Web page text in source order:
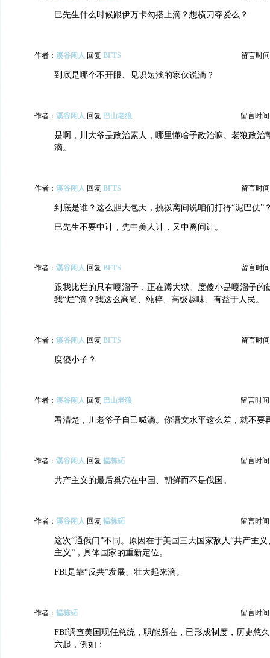
巴先生什么时候跟伊万卡勾搭上滴？想横刀夺爱么？
作者： 溪谷闲人 回复 BFTS 留言时
到底是哪个不开眼、见识短浅的家伙说滴？
作者： 溪谷闲人 回复 巴山老狼 留言时间
是啊，川大爷是政治素人，哪里懂啥子政治嘛。老狼政治
滴。
作者： 溪谷闲人 回复 BFTS 留言时
到底是谁？这么胆大包天，挑拨离间说咱们打得“泥巴仗”
巴先生不要中计，先中美人计，又中离间计。
作者： 溪谷闲人 回复 BFTS 留言时
跟我比烂的只有嘎溜子，正在蹲大狱。度傻小是嘎溜子的
我“烂”滴？我这么高尚、纯粹、高级趣味、有益于人民。
作者： 溪谷闲人 回复 BFTS 留言时
度傻小子？
作者： 溪谷闲人 回复 巴山老狼 留言时间
看清楚，川老爷子自己喊滴。你语文水平这么差，就不要
作者： 溪谷闲人 回复 韫栋砳 留言时间
共产主义的最后巢穴在中国、朝鲜而不是俄国。
作者： 溪谷闲人 回复 韫栋砳 留言时间
这次“通俄门”不同。原因在于美国三大国家敌人“共产主
主义”，具体国家的重新定位。
FBI是靠“反共”发展、壮大起来滴。
作者： 韫栋砳 留言时间
FBI调查美国现任总统，职能所在，已形成制度，历史悠
六起，例如：